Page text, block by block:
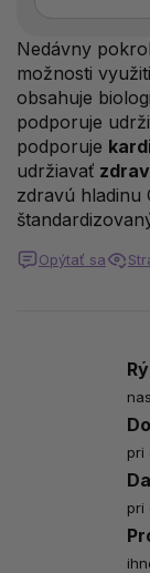
Nedávny
možnosti
obsahuje
podporuje
podporuje
udržiavať
zdravú hladinu
Opýtať sa
pri
pri